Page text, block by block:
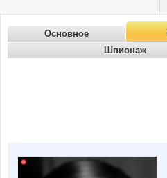
Основное
Шпионаж